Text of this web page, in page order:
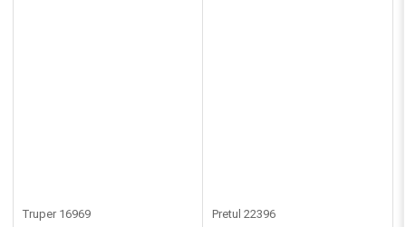
Truper 16969 Pretul 22396